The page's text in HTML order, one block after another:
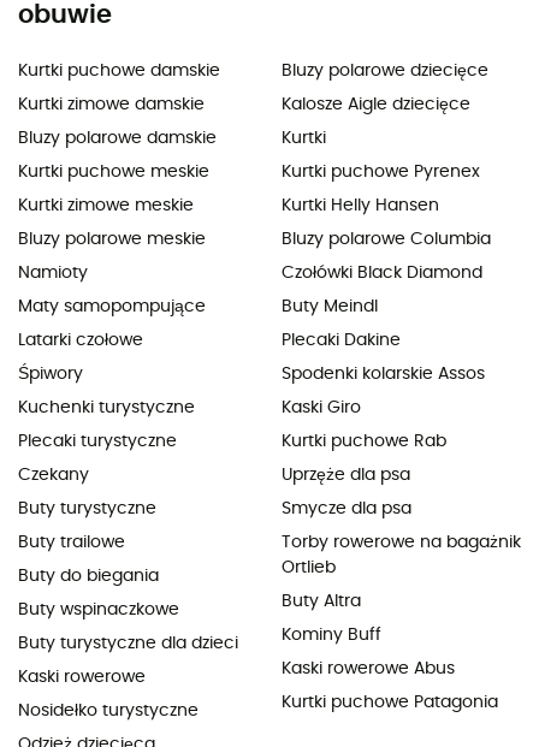
obuwie
Kurtki puchowe damskie
Kurtki zimowe damskie
Bluzy polarowe damskie
Kurtki puchowe meskie
Kurtki zimowe meskie
Bluzy polarowe meskie
Namioty
Maty samopompujące
Latarki czołowe
Śpiwory
Kuchenki turystyczne
Plecaki turystyczne
Czekany
Buty turystyczne
Buty trailowe
Buty do biegania
Buty wspinaczkowe
Buty turystyczne dla dzieci
Kaski rowerowe
Nosidełko turystyczne
Bluzy polarowe dziecięce
Kalosze Aigle dziecięce
Kurtki
Kurtki puchowe Pyrenex
Kurtki Helly Hansen
Bluzy polarowe Columbia
Czołówki Black Diamond
Buty Meindl
Plecaki Dakine
Spodenki kolarskie Assos
Kaski Giro
Kurtki puchowe Rab
Uprzęże dla psa
Smycze dla psa
Torby rowerowe na bagażnik
Ortlieb
Buty Altra
Kominy Buff
Kaski rowerowe Abus
Kurtki puchowe Patagonia